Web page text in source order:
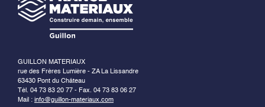
GUILLON MATERIAUX
rue des Frères Lumière - ZA La Lissandre
63430 Pont du Château
Tél. 04 73 83 20 77 - Fax. 04 73 83 06 27
Mail : info@guillon-materiaux.com